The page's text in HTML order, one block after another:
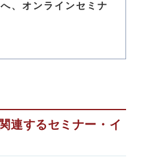
、オンラインセミナ
連するセミナー・イ